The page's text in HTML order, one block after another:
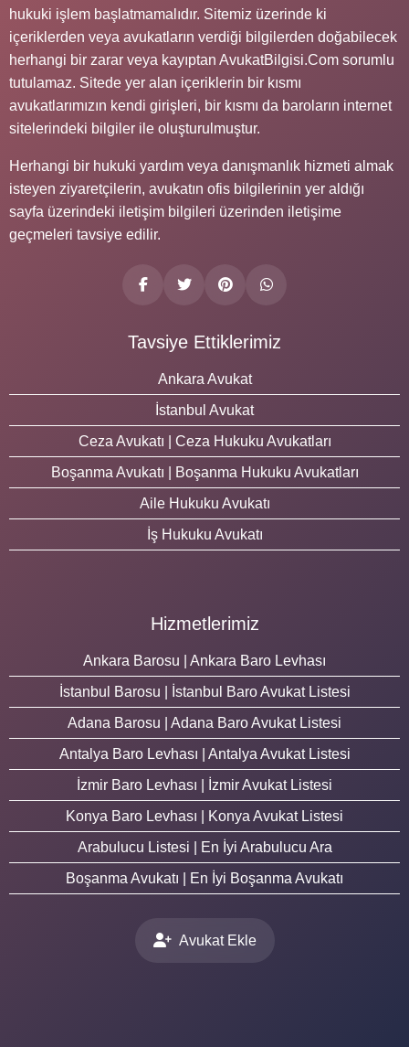
hukuki işlem başlatmamalıdır. Sitemiz üzerinde ki
içeriklerden veya avukatların verdiği bilgilerden doğabilecek
herhangi bir zarar veya kayıptan AvukatBilgisi.Com sorumlu
tutulamaz. Sitede yer alan içeriklerin bir kısmı
avukatlarımızın kendi girişleri, bir kısmı da baroların internet
sitelerindeki bilgiler ile oluşturulmuştur.
Herhangi bir hukuki yardım veya danışmanlık hizmeti almak
isteyen ziyaretçilerin, avukatın ofis bilgilerinin yer aldığı
sayfa üzerindeki iletişim bilgileri üzerinden iletişime
geçmeleri tavsiye edilir.
Tavsiye Ettiklerimiz
Ankara Avukat
İstanbul Avukat
Ceza Avukatı | Ceza Hukuku Avukatları
Boşanma Avukatı | Boşanma Hukuku Avukatları
Aile Hukuku Avukatı
İş Hukuku Avukatı
Hizmetlerimiz
Ankara Barosu | Ankara Baro Levhası
İstanbul Barosu | İstanbul Baro Avukat Listesi
Adana Barosu | Adana Baro Avukat Listesi
Antalya Baro Levhası | Antalya Avukat Listesi
İzmir Baro Levhası | İzmir Avukat Listesi
Konya Baro Levhası | Konya Avukat Listesi
Arabulucu Listesi | En İyi Arabulucu Ara
Boşanma Avukatı | En İyi Boşanma Avukatı
Avukat Ekle